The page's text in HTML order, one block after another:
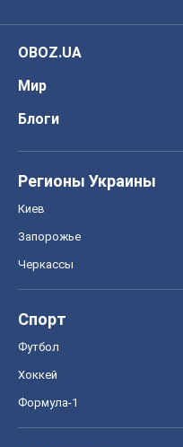
OBOZ.UA
Мир
Блоги
Регионы Украины
Киев
Запорожье
Черкассы
Спорт
Футбол
Хоккей
Формула-1